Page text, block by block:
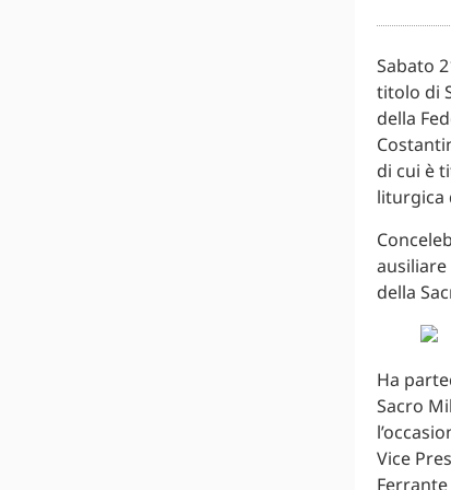
Sabato
titolo di
della
di cui è
liturgica
ausiliare
della
Ha
Sacro
Vice